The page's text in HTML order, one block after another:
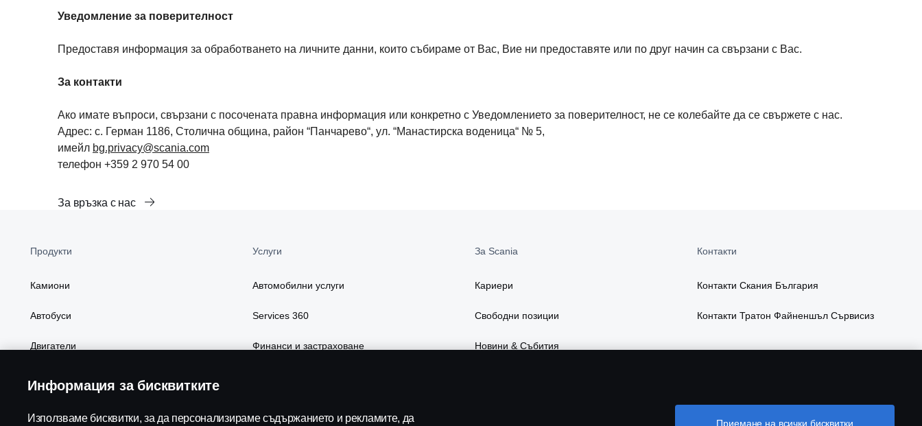
Уведомление за поверителност
Предоставя информация за обработването на личните данни, които събираме от Вас, Вие ни предоставяте или по друг начин са свързани с Вас.
За контакти
Ако имате въпроси, свързани с посочената правна информация или конкретно с Уведомлението за поверителност, не се колебайте да се свържете с нас.
Адрес: с. Герман 1186, Столична община, район “Панчарево“, ул. “Манастирска воденица“ № 5,
имейл bg.privacy@scania.com
телефон +359 2 970 54 00
За връзка с нас
Продукти
Камиони
Автобуси
Двигатели
Услуги
Автомобилни услуги
Services 360
Финанси и застраховане
За Scania
Кариери
Свободни позиции
Новини & Събития
Контакти
Контакти Скания България
Контакти Тратон Файненшъл Сървисиз
Информация за бисквитките
Използваме бисквитки, за да персонализираме съдържанието и рекламите, да Приемане на всички бисквитки